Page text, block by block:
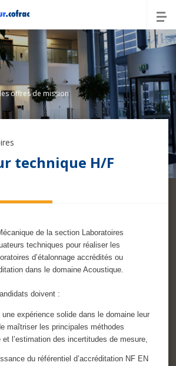
offres de mission
technique H/F
de la section Laboratoires
techniques pour réaliser les
d’étalonnage accrédités ou
dans le domaine Acoustique.
doivent :
expérience solide dans le domaine leur
maîtriser les principales méthodes
et l’estimation des incertitudes de mesure,
du référentiel d’accréditation NF EN